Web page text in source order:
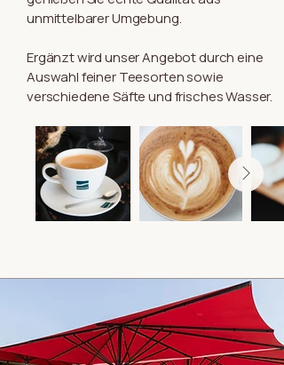
unmittelbarer Umgebung.
Ergänzt wird unser Angebot durch eine
Auswahl feiner Teesorten sowie
verschiedene Säfte und frisches Wasser.